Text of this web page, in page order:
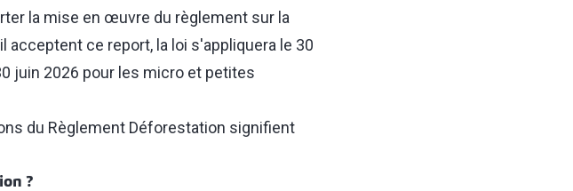
la mise en œuvre du règlement sur la
ce report, la loi s'appliquera le 30
juin 2026 pour les micro et petites
du Règlement Déforestation signifient
?